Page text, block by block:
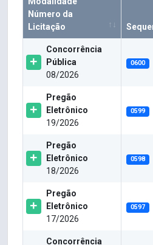
Número da
Licitação
Concorrência
Pública
08/2026
0600
Pregão
Eletrônico
19/2026
0599
Pregão
Eletrônico
18/2026
0598
Pregão
Eletrônico
17/2026
0597
Concorrência